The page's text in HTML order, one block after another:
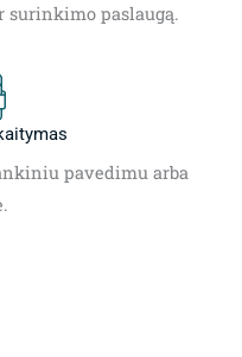
surinkimo paslaugą.
pavedimu arba